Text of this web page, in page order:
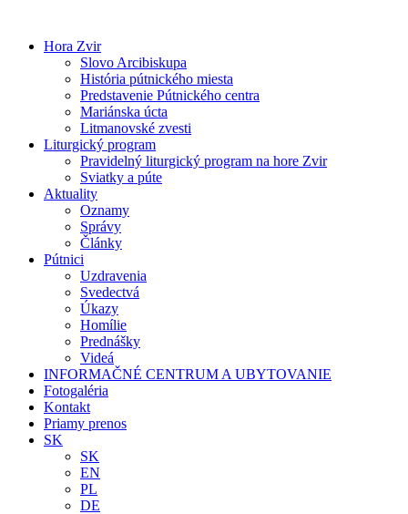
obsah
Hora Zvir
Slovo Arcibiskupa
História pútnického miesta
Predstavenie Pútnického centra
Mariánska úcta
Litmanovské zvesti
Liturgický program
Pravidelný liturgický program na hore Zvir
Sviatky a púte
Aktuality
Oznamy
Správy
Články
Pútnici
Uzdravenia
Svedectvá
Úkazy
Homílie
Prednášky
Videá
INFORMAČNÉ CENTRUM A UBYTOVANIE
Fotogaléria
Kontakt
Priamy prenos
SK
SK
EN
PL
DE